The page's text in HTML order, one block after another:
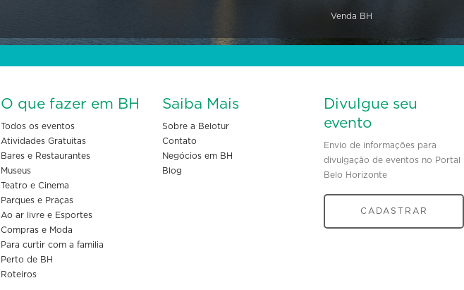
Venda BH
O que fazer em BH
Todos os eventos
Atividades Gratuitas
Bares e Restaurantes
Museus
Teatro e Cinema
Parques e Praças
Ao ar livre e Esportes
Compras e Moda
Para curtir com a familia
Perto de BH
Roteiros
Saiba Mais
Sobre a Belotur
Contato
Negócios em BH
Blog
Divulgue seu
evento
Envio de informações para
divulgação de eventos no Portal
Belo Horizonte
CADASTRAR